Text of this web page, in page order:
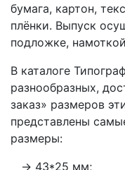
бумага, картон,
плёнки. Выпуск
подложке,
В каталоге
разнообразных,
заказ» размеров
представлены
размеры:
43*25 мм;